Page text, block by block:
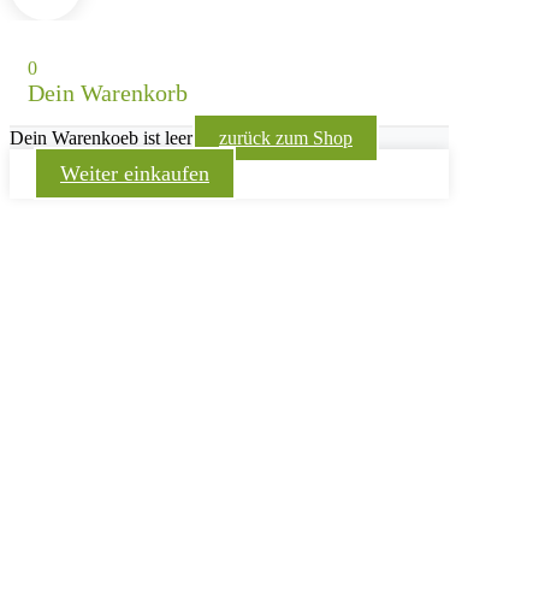
0
Dein Warenkorb
Dein Warenkoeb ist leer zurück zum Shop
Weiter einkaufen